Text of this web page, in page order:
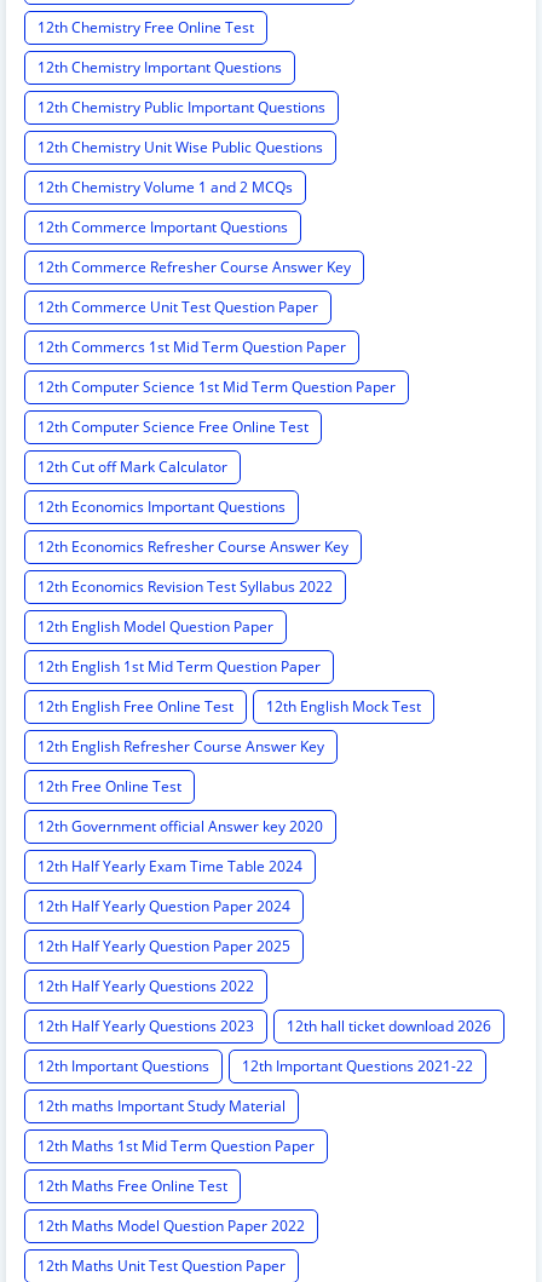
12th Chemistry Free Online Test
12th Chemistry Important Questions
12th Chemistry Public Important Questions
12th Chemistry Unit Wise Public Questions
12th Chemistry Volume 1 and 2 MCQs
12th Commerce Important Questions
12th Commerce Refresher Course Answer Key
12th Commerce Unit Test Question Paper
12th Commercs 1st Mid Term Question Paper
12th Computer Science 1st Mid Term Question Paper
12th Computer Science Free Online Test
12th Cut off Mark Calculator
12th Economics Important Questions
12th Economics Refresher Course Answer Key
12th Economics Revision Test Syllabus 2022
12th English Model Question Paper
12th English 1st Mid Term Question Paper
12th English Free Online Test
12th English Mock Test
12th English Refresher Course Answer Key
12th Free Online Test
12th Government official Answer key 2020
12th Half Yearly Exam Time Table 2024
12th Half Yearly Question Paper 2024
12th Half Yearly Question Paper 2025
12th Half Yearly Questions 2022
12th Half Yearly Questions 2023
12th hall ticket download 2026
12th Important Questions
12th Important Questions 2021-22
12th maths Important Study Material
12th Maths 1st Mid Term Question Paper
12th Maths Free Online Test
12th Maths Model Question Paper 2022
12th Maths Unit Test Question Paper